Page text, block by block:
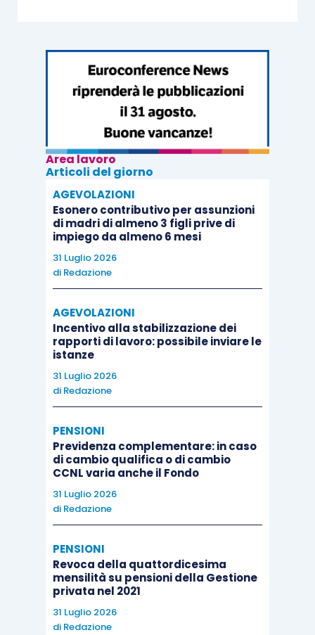
Area lavoro
Articoli del giorno
AGEVOLAZIONI
Esonero contributivo per assunzioni
di madri di almeno 3 figli prive di
impiego da almeno 6 mesi
31 Luglio 2026
di Redazione
AGEVOLAZIONI
Incentivo alla stabilizzazione dei
rapporti di lavoro: possibile inviare le
istanze
31 Luglio 2026
di Redazione
PENSIONI
Previdenza complementare: in caso
di cambio qualifica o di cambio
CCNL varia anche il Fondo
31 Luglio 2026
di Redazione
PENSIONI
Revoca della quattordicesima
mensilità su pensioni della Gestione
privata nel 2021
31 Luglio 2026
di Redazione